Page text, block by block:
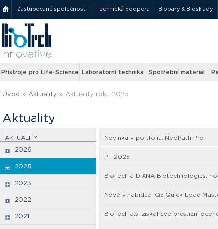
Zastupované společnosti Technická podpora Biobary & Biosklady
Přístroje pro Life-Science Laboratorní technika Spotřební materiál
Úvod » Aktuality » Aktuality roku 2025
Aktuality
AKTUALITY
2026
2025
2023
2022
2021
Novinka v portfoliu: NeoPath Pro
PF 2026
BioTech a DIANA Biotechnologies:
Nově v nabídce: Q5 Quick-Load
BioTech a.s. získal dvě prestižní